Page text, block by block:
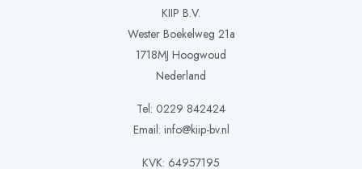
KIIP B.V.
Wester Boekelweg 21a
1718MJ Hoogwoud
Nederland
Tel: 0229 842424
Email: info@kiip-bv.nl
KVK: 64957195